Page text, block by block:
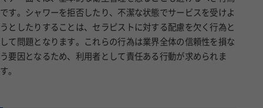
です。シャワーを拒否したり、不潔な状態でサービスを受けよ
うとしたりすることは、セラピストに対する配慮を欠く行為と
して問題となります。これらの行為は業界全体の信頼性を損な
う要因となるため、利用者として責任ある行動が求められま
す。